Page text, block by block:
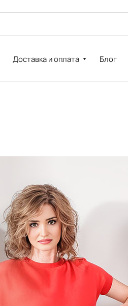
Доставка и оплата Блог